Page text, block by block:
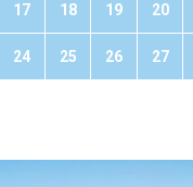
17 18 19 20
24 25 26 27